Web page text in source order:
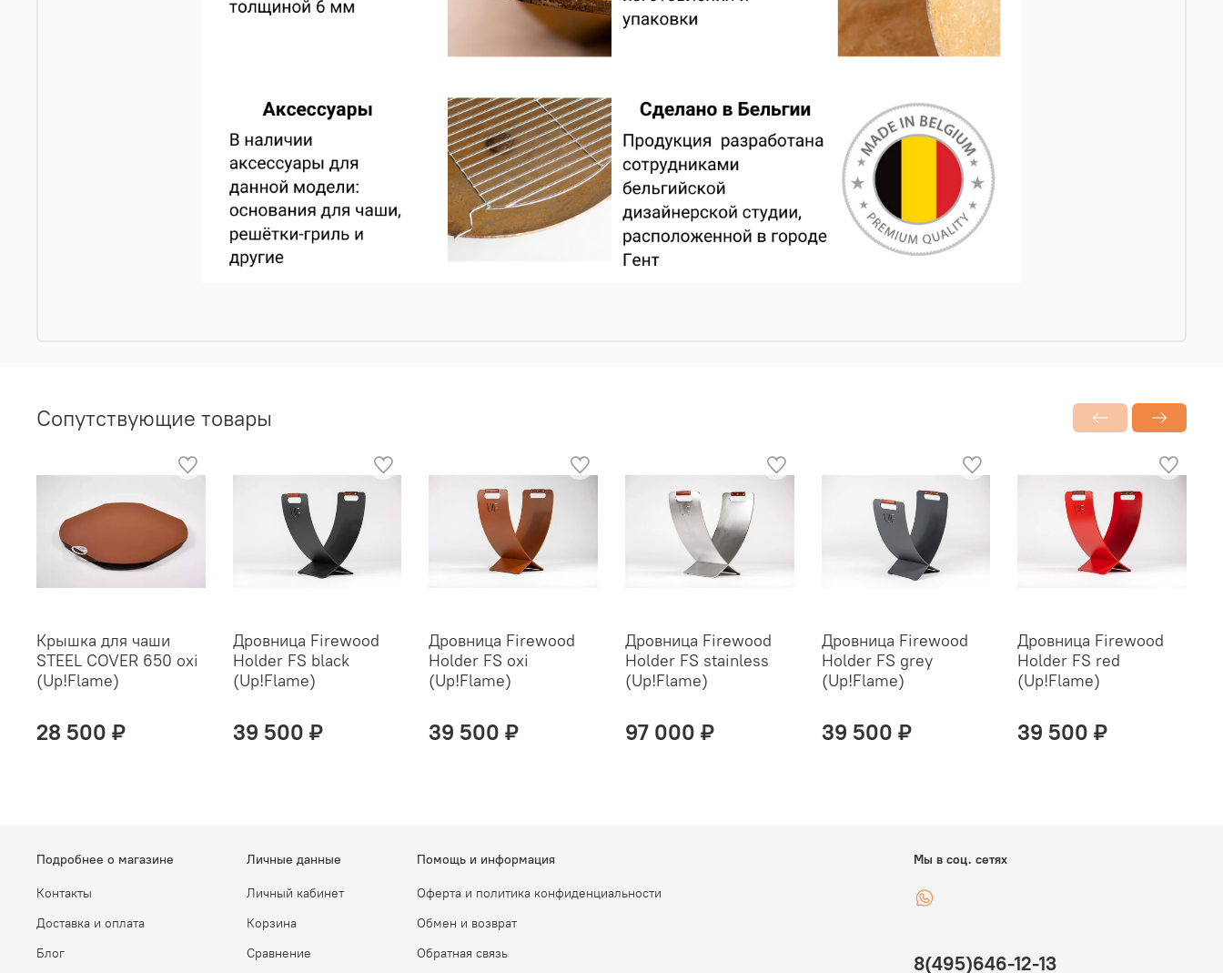
Сопутствующие товары
Крышка для чаши
STEEL COVER 650 oxi
(Up!Flame)
28 500 ₽
Дровница Firewood
Holder FS black
(Up!Flame)
39 500 ₽
Дровница Firewood
Holder FS oxi
(Up!Flame)
39 500 ₽
Дровница Firewood
Holder FS stainless
(Up!Flame)
97 000 ₽
Дровница Firewood
Holder FS grey
(Up!Flame)
39 500 ₽
Дровница Firewood
Holder FS red
(Up!Flame)
39 500 ₽
Подробнее о магазине
Контакты
Доставка и оплата
Блог
Личные данные
Личный кабинет
Корзина
Сравнение
Помощь и информация
Оферта и политика конфиденциальности
Обмен и возврат
Обратная связь
Мы в соц. сетях
8(495)646-12-13